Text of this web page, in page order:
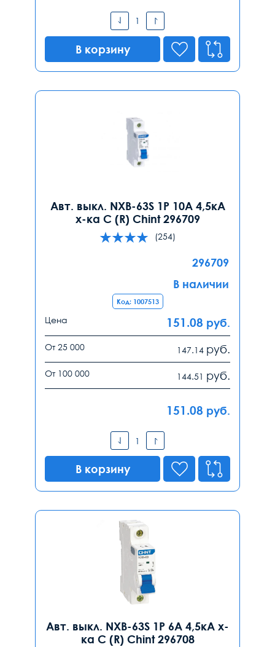
В корзину
Авт. выкл. NXB-63S 1P 10А 4,5кА
х-ка C (R) Chint 296709
(254)
296709
В наличии
Код: 1007513
Цена 151.08 руб.
От 25 000 147.14 руб.
От 100 000 144.51 руб.
151.08 руб.
В корзину
Авт. выкл. NXB-63S 1P 6А 4,5кА х-
ка C (R) Chint 296708